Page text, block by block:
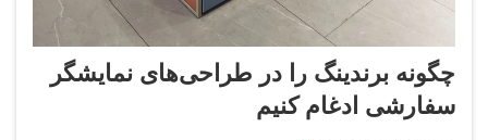
چگونه برندینگ را در طراحی‌های نمایشگر
سفارشی ادغام کنیم